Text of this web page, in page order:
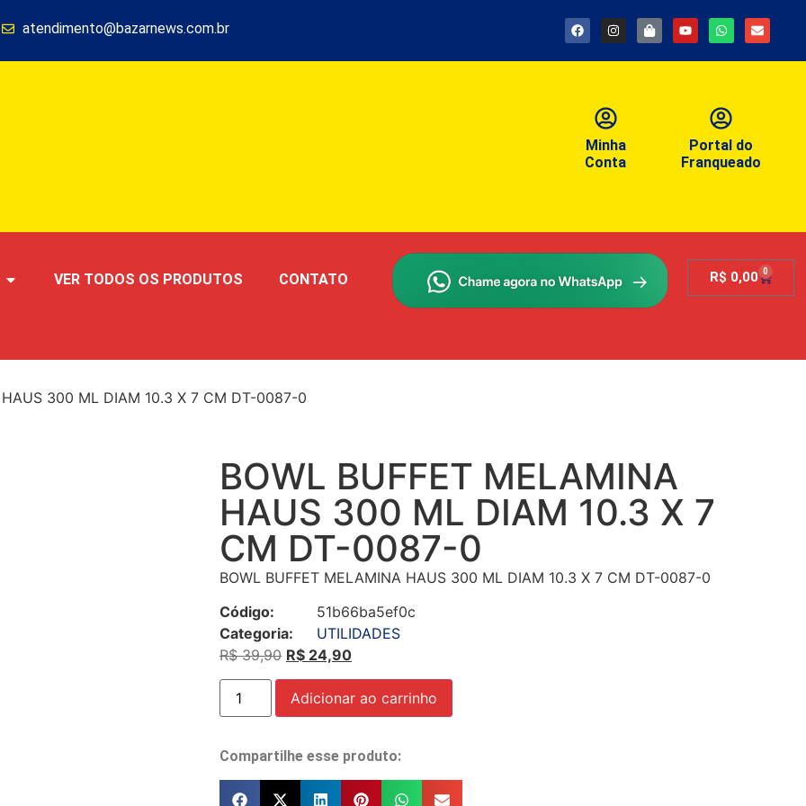
atendimento@bazarnews.com.br
Minha
Conta
Portal do
Franqueado
VER TODOS OS PRODUTOS CONTATO R$ 0,00 0
300 ML DIAM 10.3 X 7 CM DT-0087-0
BOWL BUFFET MELAMINA
HAUS 300 ML DIAM 10.3 X 7
CM DT-0087-0
BOWL BUFFET MELAMINA HAUS 300 ML DIAM 10.3 X 7 CM DT-0087-0
Código:
51b66ba5ef0c
Categoria:
UTILIDADES
R$39,90 R$ 24,90
Adicionar ao carrinho
Compartilhe esse produto: